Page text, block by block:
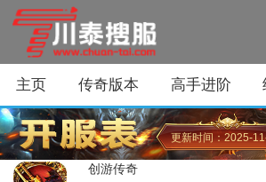
主页 传奇版本 高手进阶
更新时间：2025-
创游传奇